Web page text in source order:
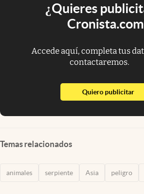
¿Quieres
Accede aquí, completa tus
contactaremos.
Quiero publicitar
Temas relacionados
animales serpiente Asia peligro